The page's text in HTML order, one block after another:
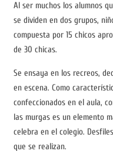
Al ser muchos los alumnos
se dividen en dos grupos,
compuesta por 15 chicos
de 30 chicas.
Se ensaya en los recreos,
en escena. Como
confeccionados en el aula,
las murgas es un elemento
celebra en el colegio.
que se realizan.